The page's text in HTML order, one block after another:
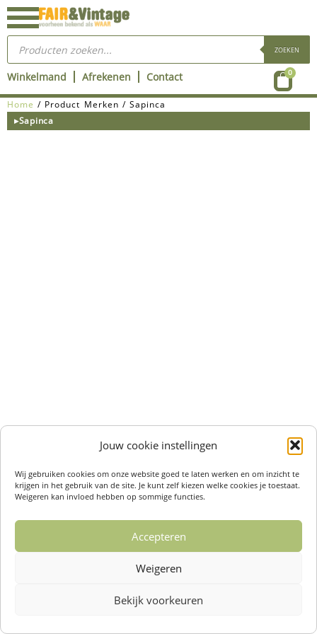
Jouw cookie instellingen
Wij gebruiken cookies om onze website goed te laten werken en om inzicht te
krijgen in het gebruik van de site. Je kunt zelf kiezen welke cookies je toestaat.
Weigeren kan invloed hebben op sommige functies.
Accepteren
Weigeren
Bekijk voorkeuren
Ga
naar
inhoud
Producten
zoeken ZOEKEN
Winkelmand Afrekenen Contact 0
Home / Product Merken / Sapinca
▸Sapinca